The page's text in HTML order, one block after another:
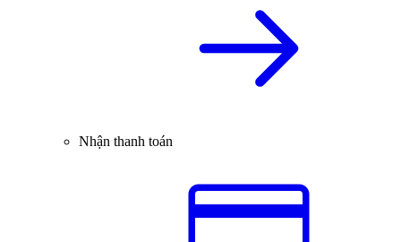
Nhận thanh toán